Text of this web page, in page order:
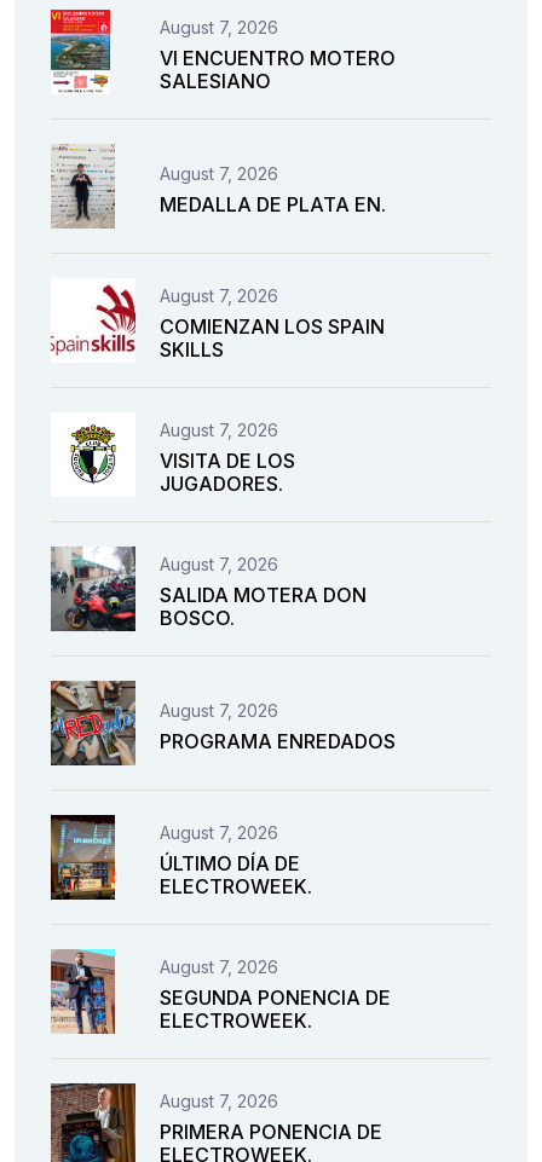
August 7, 2026
VI ENCUENTRO MOTERO
SALESIANO
August 7, 2026
MEDALLA DE PLATA EN.
August 7, 2026
COMIENZAN LOS SPAIN
SKILLS
August 7, 2026
VISITA DE LOS
JUGADORES.
August 7, 2026
SALIDA MOTERA DON
BOSCO.
August 7, 2026
PROGRAMA ENREDADOS
August 7, 2026
ÚLTIMO DÍA DE
ELECTROWEEK.
August 7, 2026
SEGUNDA PONENCIA DE
ELECTROWEEK.
August 7, 2026
PRIMERA PONENCIA DE
ELECTROWEEK.